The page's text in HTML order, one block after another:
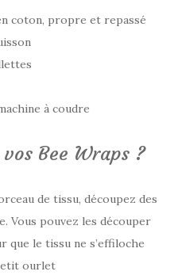
coton, propre et repassé
à coudre
Bee Wraps ?
de tissu, découpez des
Vous pouvez les découper
que le tissu ne s’effiloche
ourlet